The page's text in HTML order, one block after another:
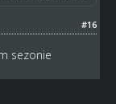
#16
sezonie